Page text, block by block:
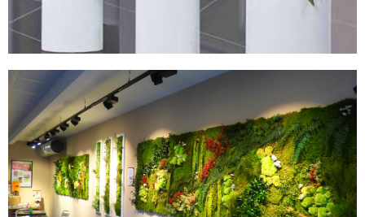
MURS STABILISÉS